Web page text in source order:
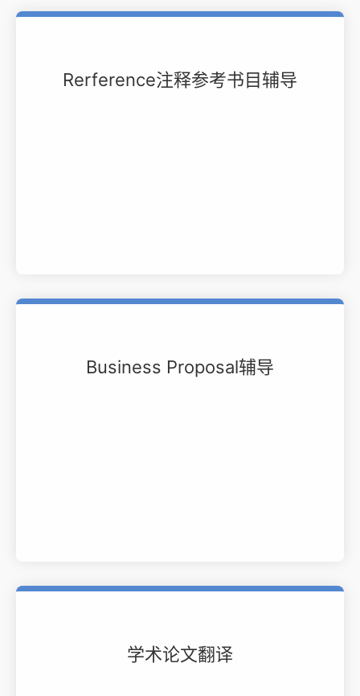
Rerference注释参考书目辅导
Business Proposal辅导
学术论文翻译